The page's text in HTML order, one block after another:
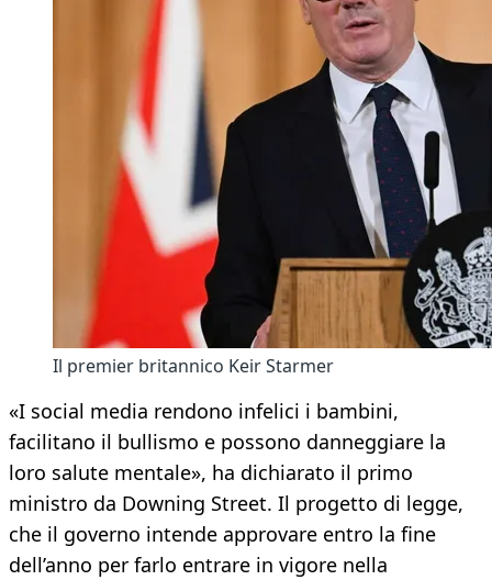
Il premier britannico Keir Starmer
«I social media rendono infelici i bambini,
facilitano il bullismo e possono danneggiare la
loro salute mentale», ha dichiarato il primo
ministro da Downing Street. Il progetto di legge,
che il governo intende approvare entro la fine
dell’anno per farlo entrare in vigore nella